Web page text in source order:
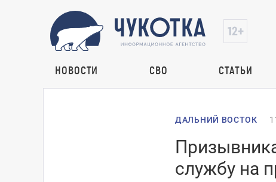
НОВОСТИ СВО СТАТЬИ
ДАЛЬНИЙ ВОСТОК
службу на